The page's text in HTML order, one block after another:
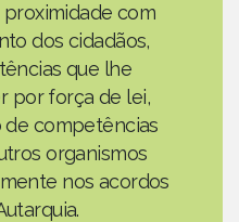
com
dos cidadãos,
que lhe
por força de lei,
competências
organismos
nos acordos